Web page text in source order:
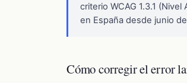
criterio WCAG 1.3.1
en España desde junio
Cómo corregir el error